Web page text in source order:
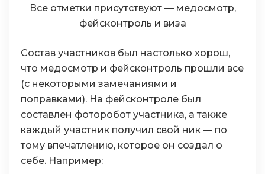
Все отметки присутствуют — медосмотр,
фейсконтроль и виза
Состав участников был настолько хорош,
что медосмотр и фейсконтроль прошли все
(с некоторыми замечаниями и
поправками). На фейсконтроле был
составлен фоторобот участника, а также
каждый участник получил свой ник — по
тому впечатлению, которое он создал о
себе. Например: